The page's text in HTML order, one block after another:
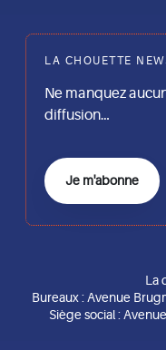
LA CHOUETTE
Ne manquez
diffusion…
Je m'abonne
La
Bureaux : Avenue
Siège social :